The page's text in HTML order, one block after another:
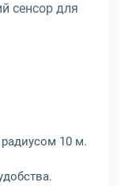
сенсор для
10 м.